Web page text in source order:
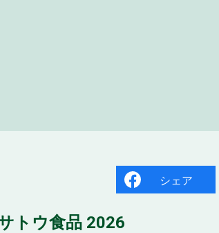
シェア
トウ食品 2026